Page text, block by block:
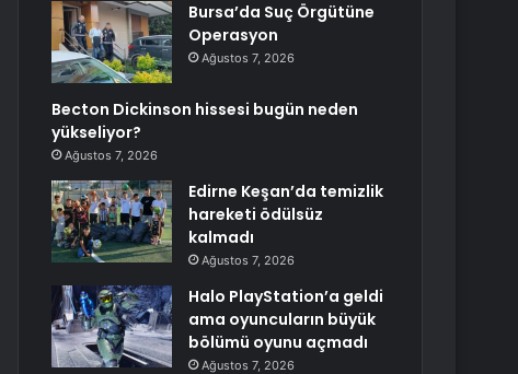
Bursa’da Suç Örgütüne
Operasyon
Ağustos 7, 2026
Becton Dickinson hissesi bugün neden
yükseliyor?
Ağustos 7, 2026
Edirne Keşan’da temizlik
hareketi ödülsüz
kalmadı
Ağustos 7, 2026
Halo PlayStation’a geldi
ama oyuncuların büyük
bölümü oyunu açmadı
Ağustos 7, 2026